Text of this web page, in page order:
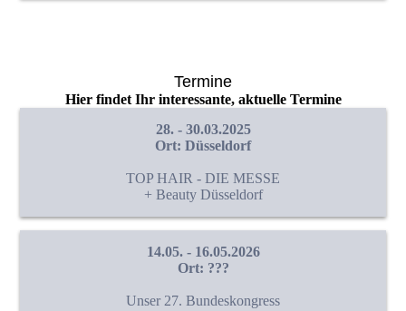
Termine
Hier findet Ihr interessante, aktuelle Termine
28. - 30.03.2025
Ort: Düsseldorf
TOP HAIR - DIE MESSE
+ Beauty Düsseldorf
14.05. - 16.05.2026
Ort: ???
Unser 27. Bundeskongress